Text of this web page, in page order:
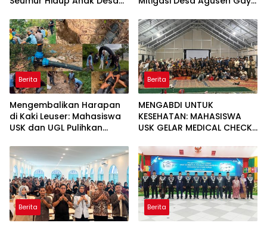
Berita
Mengembalikan Harapan
di Kaki Leuser: Mahasiswa
USK dan UGL Pulihkan
Agusen
Berita
MENGABDI UNTUK
KESEHATAN: MAHASISWA
USK GELAR MEDICAL CHECK
DESA AGUSEN
Berita Berita